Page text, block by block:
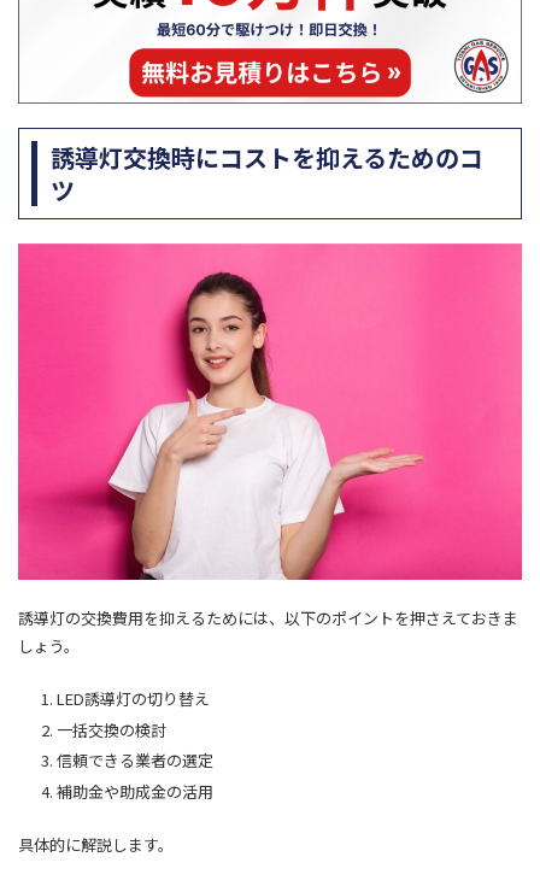
誘導灯交換時にコストを抑えるためのコ
ツ
誘導灯の交換費用を抑えるためには、以下のポイントを押さえておきま
しょう。
LED誘導灯の切り替え
一括交換の検討
信頼できる業者の選定
補助金や助成金の活用
具体的に解説します。